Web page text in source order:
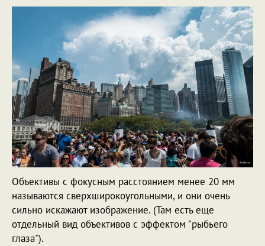
Объективы с фокусным расстоянием менее 20 мм
называются сверхширокоугольными, и они очень
сильно искажают изображение. (Там есть еще
отдельный вид объективов с эффектом "рыбьего
глаза").